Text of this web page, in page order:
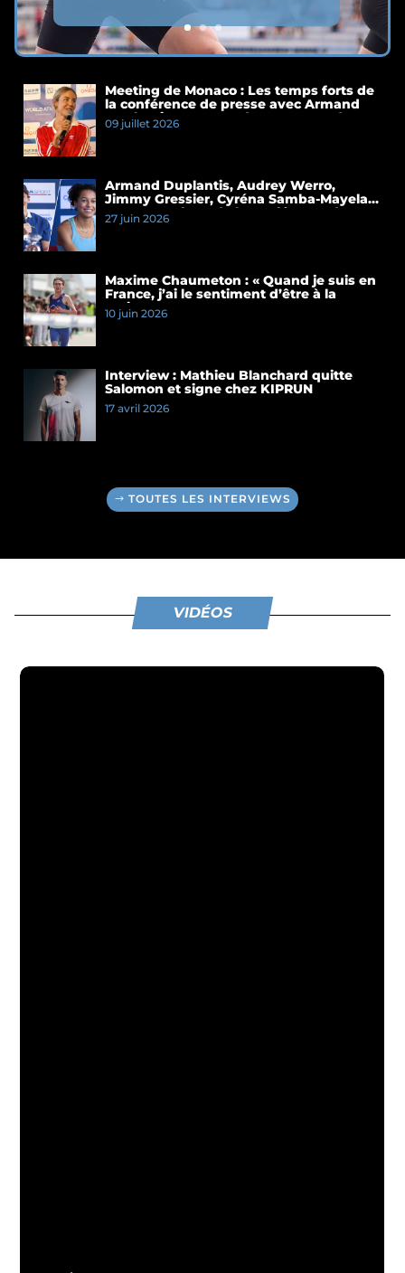
Meeting de Monaco : Les temps forts de
la conférence de presse avec Armand
Duplantis et Cassandre Beaugrand
09 juillet 2026
Armand Duplantis, Audrey Werro,
Jimmy Gressier, Cyréna Samba-Mayela…
Les temps forts de la conférence de
presse du Meeting de Paris 2026
27 juin 2026
Maxime Chaumeton : « Quand je suis en
France, j’ai le sentiment d’être à la
maison »
10 juin 2026
Interview : Mathieu Blanchard quitte
Salomon et signe chez KIPRUN
17 avril 2026
TOUTES LES INTERVIEWS
VIDÉOS